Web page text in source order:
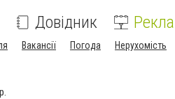
Довідник
Вакансії Погода Нерухомість